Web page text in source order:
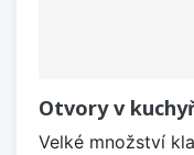
Otvory v
Velké množství